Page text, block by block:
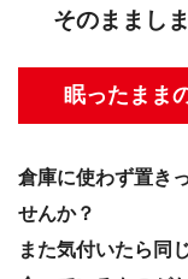
そのままし
眠ったまま
倉庫に使わず置き
せんか？
また気付いたら同